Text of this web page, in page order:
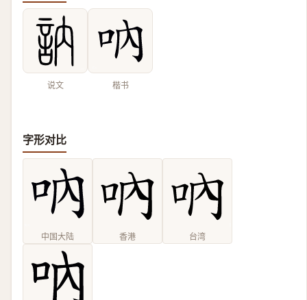
说文 楷书
字形对比
中国大陆 香港 台湾